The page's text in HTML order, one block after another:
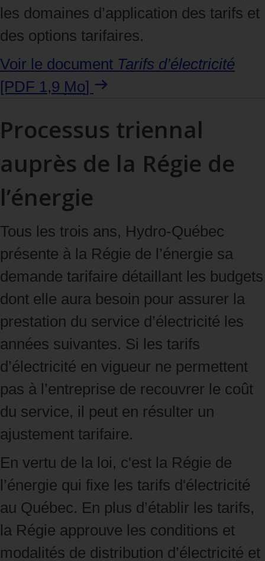
les domaines d’application des tarifs et
des options tarifaires.
Voir le document Tarifs d’électricité
[PDF 1,9 Mo]
Processus triennal
auprès de la Régie de
l’énergie
Tous les trois ans, Hydro‑Québec
présente à la Régie de l’énergie sa
demande tarifaire détaillant les budgets
dont elle aura besoin pour assurer la
prestation du service d’électricité les
années suivantes. Si les tarifs
d’électricité en vigueur ne permettent
pas à l’entreprise de recouvrer le coût
du service, il peut en résulter un
ajustement tarifaire.
En vertu de la loi, c'est la Régie de
l’énergie qui fixe les tarifs d'électricité
au Québec. En plus d’établir les tarifs,
la Régie approuve les conditions et
modalités de distribution d’électricité et